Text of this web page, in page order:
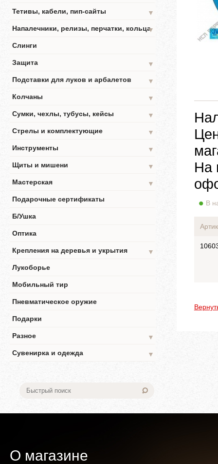
Тетивы, кабели, пип-сайты
▼
Напалечники, релизы, перчатки, кольца▼
Слинги
Защита
▼
Подставки для луков и арбалетов
▼
Колчаны
▼
Сумки, чехлы, тубусы, кейсы
▼
Стрелы и комплектующие
▼
Инструменты
▼
Щиты и мишени
▼
Мастерская
▼
Подарочные сертификаты
Б/Ушка
Оптика
Крепления на деревья и укрытия
▼
Лукоборье
Мобильный тир
Пневматическое оружие
Подарки
Разное
▼
Сувенирка и одежда
▼
На
В
О магазине